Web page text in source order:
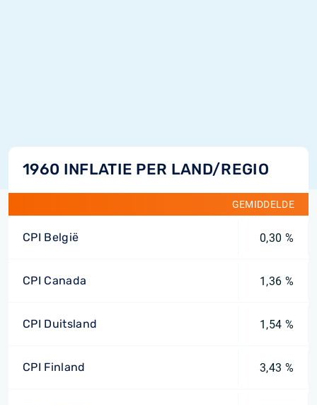
1960 INFLATIE PER LAND/REGIO
GEMIDDELDE
CPI België 0,30 %
CPI Canada 1,36 %
CPI Duitsland 1,54 %
CPI Finland 3,43 %